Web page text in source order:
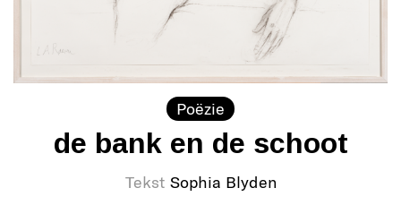
Poëzie
de bank en de schoot
Tekst Sophia Blyden